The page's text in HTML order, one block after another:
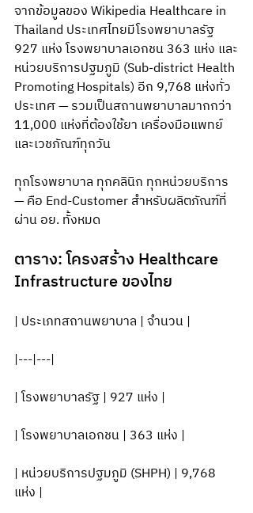
จากข้อมูลของ Wikipedia Healthcare in
Thailand ประเทศไทยมีโรงพยาบาลรัฐ
927 แห่ง โรงพยาบาลเอกชน 363 แห่ง และ
หน่วยบริการปฐมภูมิ (Sub-district Health
Promoting Hospitals) อีก 9,768 แห่งทั่ว
ประเทศ — รวมเป็นสถานพยาบาลมากกว่า
11,000 แห่งที่ต้องใช้ยา เครื่องมือแพทย์
และเวชภัณฑ์ทุกวัน
ทุกโรงพยาบาล ทุกคลินิก ทุกหน่วยบริการ
— คือ End-Customer สำหรับผลิตภัณฑ์ที่
ผ่าน อย. ทั้งหมด
ตาราง: โครงสร้าง Healthcare
Infrastructure ของไทย
| ประเภทสถานพยาบาล | จำนวน |
|---|---|
| โรงพยาบาลรัฐ | 927 แห่ง |
| โรงพยาบาลเอกชน | 363 แห่ง |
| หน่วยบริการปฐมภูมิ (SHPH) | 9,768
แห่ง |